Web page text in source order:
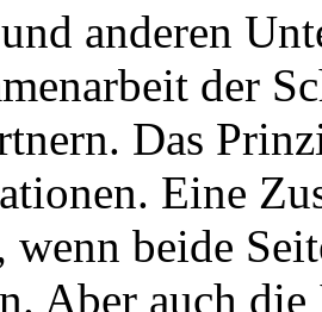
anderen
der
Das
Eine
wenn beide
Aber auch